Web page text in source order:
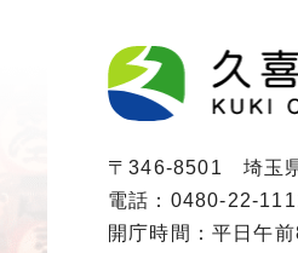
〒346-8501 埼玉
電話：0480-22-
開庁時間：平日午